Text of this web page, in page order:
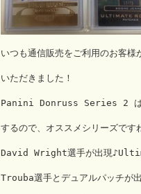
いつも通信販売をご利用のお客様
いただきました！
Panini Donruss Series 2 はマ
するので、オススメシリーズです
David Wright選手が出現
Trouba選手とデュアルパッチが